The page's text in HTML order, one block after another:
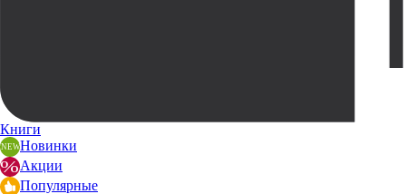
Книги
Новинки
Акции
Популярные